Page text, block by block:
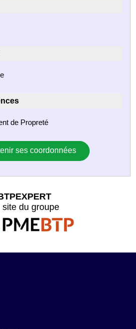
de Propreté
ses coordonnées
site du groupe